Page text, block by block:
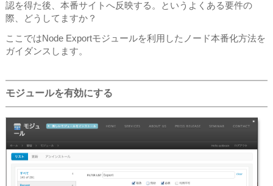
認を得た後、本番サイトへ反映する。というよくある要件の
際、どうしてますか？
ここではNode Exportモジュールを利用したノード本番化方法を
ガイダンスします。
モジュールを有効にする